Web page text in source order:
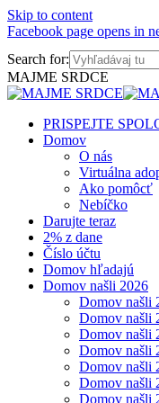
Skip to content
Facebook page opens in
Search for:
MAJME SRDCE
PRISPEJTE
Domov
O nás
Virtuálna
Ako pomôcť
Nebíčko
Darujte teraz
2% z dane
Číslo účtu
Domov hľadajú
Domov našli 2026
Domov našli
Domov našli
Domov našli
Domov našli
Domov našli
Domov našli
Domov našli